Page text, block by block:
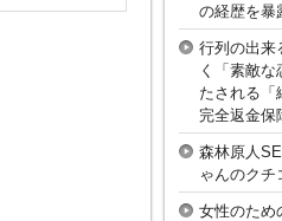
の経歴を暴
行列の出来
く「素敵
たされる「
完全返金保
森林原人
ゃんのクチ
女性のため